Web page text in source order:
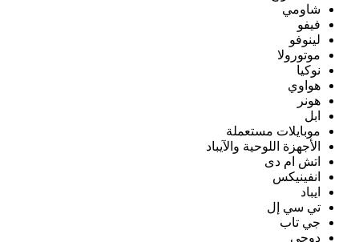
شاومي
فيفو
لينوفو
موتورولا
نوكيا
هواوي
هونر
ابل
موبايلات مستعملة
الأجهزة اللوحية والآيباد
اتش ام دى
انفينيكس
ايباد
تي سي إل
جي تاب
دوجى